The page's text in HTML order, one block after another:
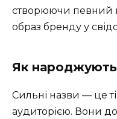
створюючи певний
образ бренду у
Як
Сильні назви — це
аудиторією. Вони